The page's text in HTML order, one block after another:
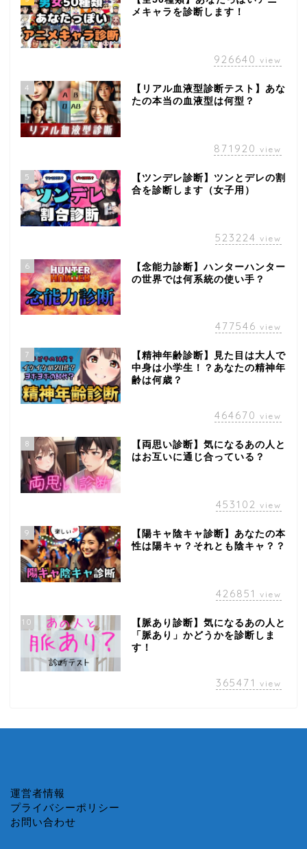
メキャラを診断します！
926640 view
4
【リアル血液型診断テスト】あな
たの本当の血液型は何型？
871920 view
5
【ツンデレ診断】ツンとデレの割
合を診断します（女子用）
523224 view
6
【念能力診断】ハンターハンター
の世界では何系統の使い手？
477546 view
7
【精神年齢診断】見た目は大人で
中身は小学生！？あなたの精神年
齢は何歳？
464670 view
8
【両思い診断】気になるあの人と
はお互いに通じ合っている？
453102 view
9
【陽キャ陰キャ診断】あなたの本
性は陽キャ？それとも陰キャ？？
426851 view
10
【脈あり診断】気になるあの人と
「脈あり」かどうかを診断しま
す！
365471 view
運営者情報
プライバシーポリシー
お問い合わせ